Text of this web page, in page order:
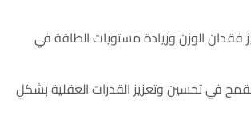
فقدان الوزن وزيادة مستويات الطاقة في
في تحسين وتعزيز القدرات العقلية بشكلِ